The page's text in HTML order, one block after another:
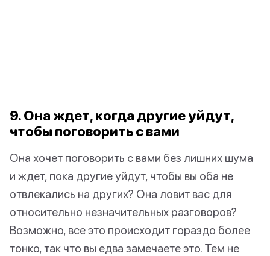
9. Она ждет, когда другие уйдут,
чтобы поговорить с вами
Она хочет поговорить с вами без лишних шума
и ждет, пока другие уйдут, чтобы вы оба не
отвлекались на других? Она ловит вас для
относительно незначительных разговоров?
Возможно, все это происходит гораздо более
тонко, так что вы едва замечаете это. Тем не